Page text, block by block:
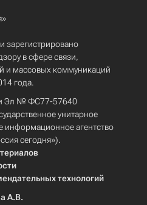
зарегистрировано
в сфере связи,
и массовых коммуникаций
года.
Эл № ФС77-57640
унитарное
информационное агентство
сегодня»).
технологий
А.В.